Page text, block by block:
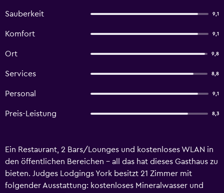
Sauberkeit 9,1
Komfort 9,1
Ort 9,8
Services 8,8
Personal 9,1
Preis-Leistung 8,3
Ein Restaurant, 2 Bars/Lounges und kostenloses WLAN in
den öffentlichen Bereichen – all das hat dieses Gasthaus zu
bieten. Judges Lodgings York besitzt 21 Zimmer mit
folgender Ausstattung: kostenloses Mineralwasser und